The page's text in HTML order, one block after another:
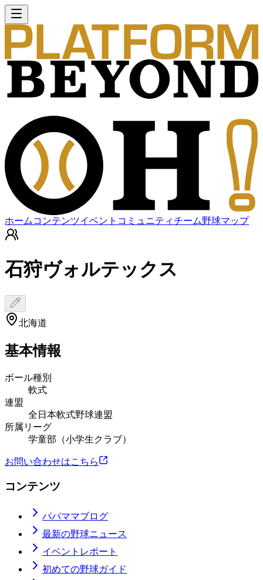
ホーム コンテンツイベント コミュニティチーム野球マップ
石狩ヴォルテックス
北海道
基本情報
ボール種別
軟式
連盟
全日本軟式野球連盟
所属リーグ
学童部（小学生クラブ）
お問い合わせはこちら
コンテンツ
パパママブログ
最新の野球ニュース
イベントレポート
初めての野球ガイド